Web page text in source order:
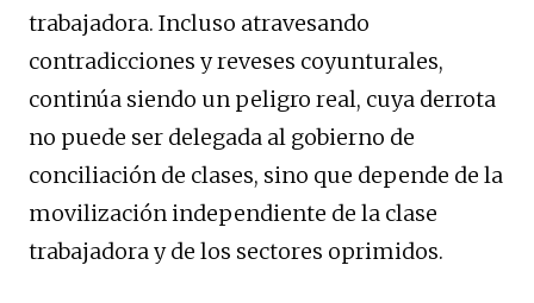
trabajadora. Incluso atravesando
contradicciones y reveses coyunturales,
continúa siendo un peligro real, cuya derrota
no puede ser delegada al gobierno de
conciliación de clases, sino que depende de la
movilización independiente de la clase
trabajadora y de los sectores oprimidos.